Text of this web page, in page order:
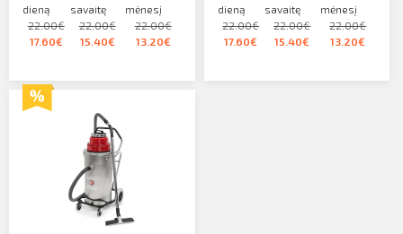
dieną
22.00€
17.60€
savaitę
22.00€
15.40€
mėnesį
22.00€
13.20€
dieną
22.00€
17.60€
savaitę
22.00€
15.40€
mėnesį
22.00€
13.20€